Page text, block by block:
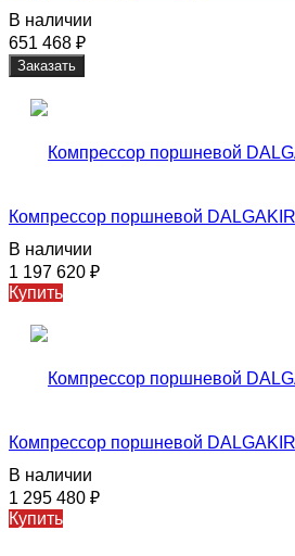
В наличии
651 468 ₽
Заказать
Компрессор поршневой
В наличии
1 197 620 ₽
Купить
Компрессор поршневой
В наличии
1 295 480 ₽
Купить